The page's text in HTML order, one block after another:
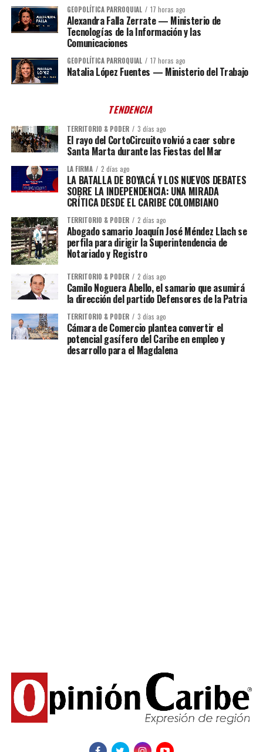
GEOPOLÍTICA PARROQUIAL 17 horas ago
Alexandra Falla Zerrate — Ministerio de
Tecnologías de la Información y las
Comunicaciones
GEOPOLÍTICA PARROQUIAL 17 horas ago
Natalia López Fuentes — Ministerio del Trabajo
TENDENCIA
TERRITORIO & PODER 3 días ago
El rayo del CortoCircuito volvió a caer sobre
Santa Marta durante las Fiestas del Mar
LA FIRMA 2 días ago
LA BATALLA DE BOYACÁ Y LOS NUEVOS DEBATES
SOBRE LA INDEPENDENCIA: UNA MIRADA
CRÍTICA DESDE EL CARIBE COLOMBIANO
TERRITORIO & PODER 2 días ago
Abogado samario Joaquín José Méndez Llach se
perfila para dirigir la Superintendencia de
Notariado y Registro
TERRITORIO & PODER 2 días ago
Camilo Noguera Abello, el samario que asumirá
la dirección del partido Defensores de la Patria
TERRITORIO & PODER 3 días ago
Cámara de Comercio plantea convertir el
potencial gasífero del Caribe en empleo y
desarrollo para el Magdalena